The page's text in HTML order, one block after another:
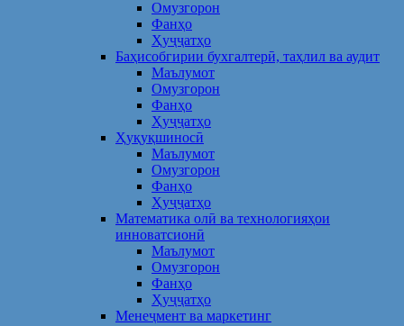
Омузгорон
Фанҳо
Ҳуҷҷатҳо
Баҳисобгирии бухгалтерӣ, таҳлил ва аудит
Маълумот
Омузгорон
Фанҳо
Ҳуҷҷатҳо
Ҳуқуқшиносӣ
Маълумот
Омузгорон
Фанҳо
Ҳуҷҷатҳо
Математика олӣ ва технологияҳои
инноватсионӣ
Маълумот
Омузгорон
Фанҳо
Ҳуҷҷатҳо
Менеҷмент ва маркетинг